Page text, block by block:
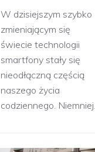
W dzisiejszym szybko
zmieniającym się
świecie technologii
smartfony stały się
nieodłączną częścią
naszego życia
codziennego. Niemniej…